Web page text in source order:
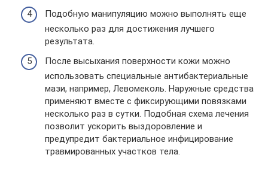
Подобную манипуляцию можно выполнять еще
несколько раз для достижения лучшего
результата.
После высыхания поверхности кожи можно
использовать специальные антибактериальные
мази, например, Левомеколь. Наружные средства
применяют вместе с фиксирующими повязками
несколько раз в сутки. Подобная схема лечения
позволит ускорить выздоровление и
предупредит бактериальное инфицирование
травмированных участков тела.